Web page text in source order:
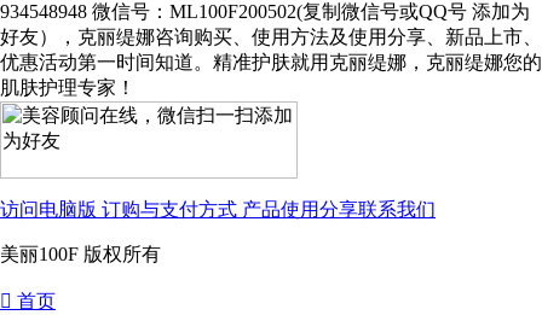
934548948 微信号：ML100F200502(复制微信号或QQ号 添加为
好友），克丽缇娜咨询购买、使用方法及使用分享、新品上市、
优惠活动第一时间知道。精准护肤就用克丽缇娜，克丽缇娜您的
肌肤护理专家！
访问电脑版 订购与支付方式 产品使用分享联系我们
美丽100F 版权所有
󰀁 首页